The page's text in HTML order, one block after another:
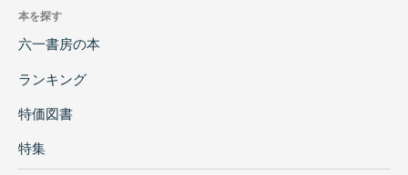
本を探す
六一書房の本
ランキング
特価図書
特集